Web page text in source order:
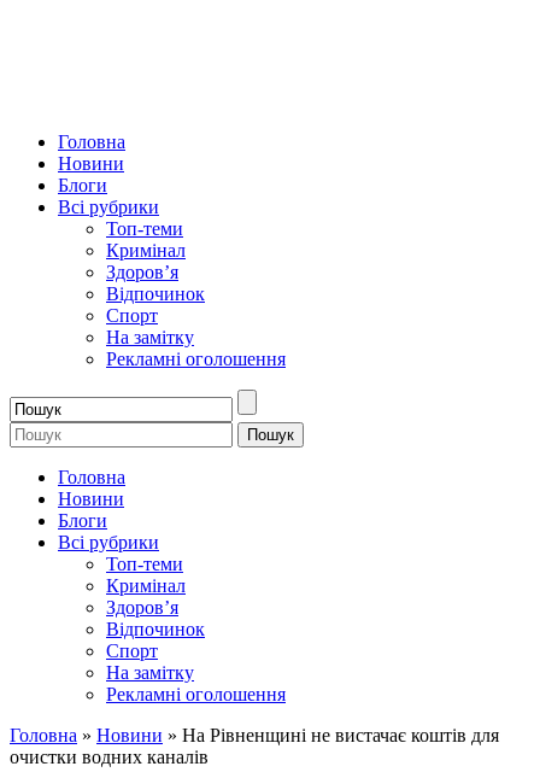
Головна
Новини
Блоги
Всі рубрики
Топ-теми
Кримінал
Здоров’я
Відпочинок
Спорт
На замітку
Рекламні оголошення
Головна
Новини
Блоги
Всі рубрики
Топ-теми
Кримінал
Здоров’я
Відпочинок
Спорт
На замітку
Рекламні оголошення
Головна » Новини » На Рівненщині не вистачає коштів для
очистки водних каналів